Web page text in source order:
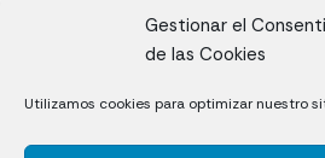
Gestionar el
de las Cookies
Utilizamos cookies para optimizar nuestro
Cáceres